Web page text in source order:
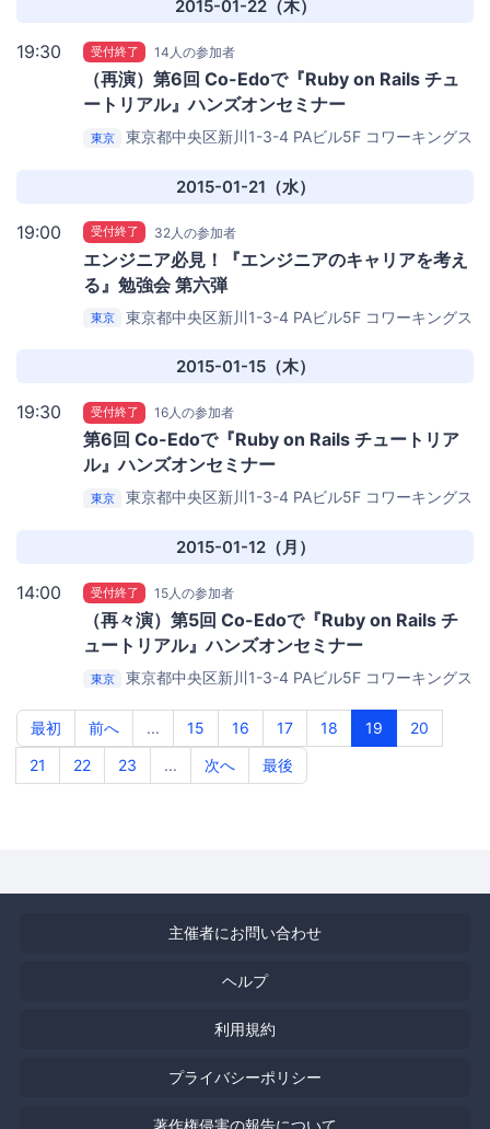
2015-01-22（木）
19:30 受付終了 14人の参加者
（再演）第6回 Co-Edoで『Ruby on Rails チュ
ートリアル』ハンズオンセミナー
東京 東京都中央区新川1-3-4 PAビル5F コワーキングス
2015-01-21（水）
19:00 受付終了 32人の参加者
エンジニア必見！『エンジニアのキャリアを考え
る』勉強会 第六弾
東京 東京都中央区新川1-3-4 PAビル5F コワーキングス
2015-01-15（木）
19:30 受付終了 16人の参加者
第6回 Co-Edoで『Ruby on Rails チュートリア
ル』ハンズオンセミナー
東京 東京都中央区新川1-3-4 PAビル5F コワーキングス
2015-01-12（月）
14:00 受付終了 15人の参加者
（再々演）第5回 Co-Edoで『Ruby on Rails チ
ュートリアル』ハンズオンセミナー
東京 東京都中央区新川1-3-4 PAビル5F コワーキングス
最初
前へ ... 15 16 17 18 19
20
21
22 23 ... 次へ 最後
主催者にお問い合わせ
ヘルプ
利用規約
プライバシーポリシー